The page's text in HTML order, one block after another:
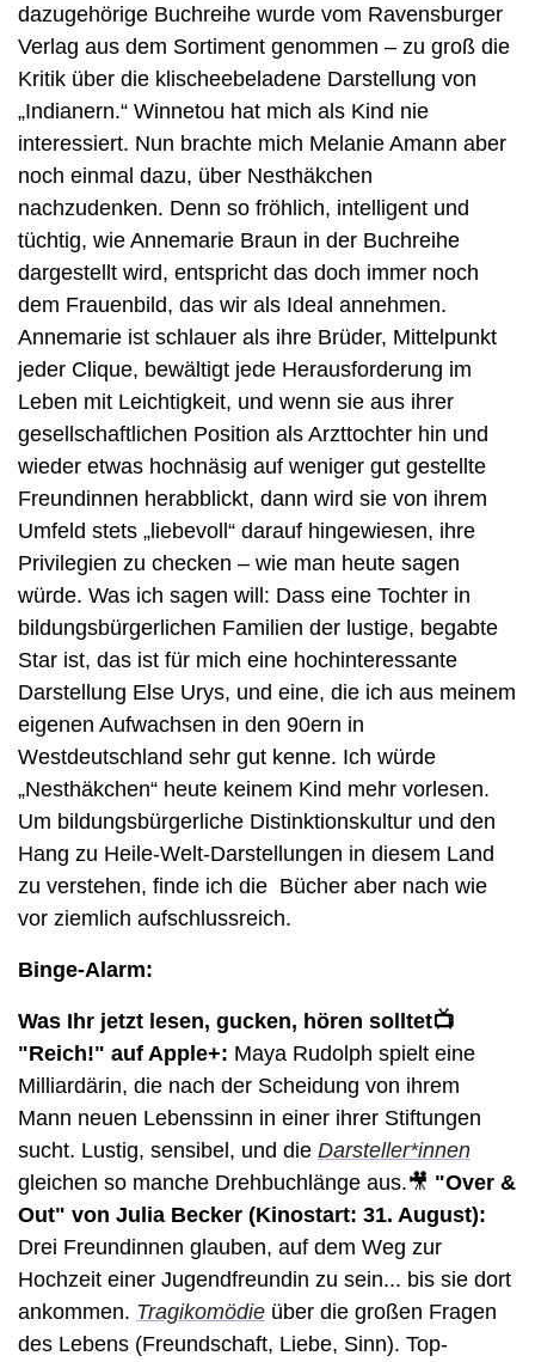
dazugehörige Buchreihe wurde vom Ravensburger
Verlag aus dem Sortiment genommen – zu groß die
Kritik über die klischeebeladene Darstellung von
„Indianern.“ Winnetou hat mich als Kind nie
interessiert. Nun brachte mich Melanie Amann aber
noch einmal dazu, über Nesthäkchen
nachzudenken. Denn so fröhlich, intelligent und
tüchtig, wie Annemarie Braun in der Buchreihe
dargestellt wird, entspricht das doch immer noch
dem Frauenbild, das wir als Ideal annehmen.
Annemarie ist schlauer als ihre Brüder, Mittelpunkt
jeder Clique, bewältigt jede Herausforderung im
Leben mit Leichtigkeit, und wenn sie aus ihrer
gesellschaftlichen Position als Arzttochter hin und
wieder etwas hochnäsig auf weniger gut gestellte
Freundinnen herabblickt, dann wird sie von ihrem
Umfeld stets „liebevoll“ darauf hingewiesen, ihre
Privilegien zu checken – wie man heute sagen
würde. Was ich sagen will: Dass eine Tochter in
bildungsbürgerlichen Familien der lustige, begabte
Star ist, das ist für mich eine hochinteressante
Darstellung Else Urys, und eine, die ich aus meinem
eigenen Aufwachsen in den 90ern in
Westdeutschland sehr gut kenne. Ich würde
„Nesthäkchen“ heute keinem Kind mehr vorlesen.
Um bildungsbürgerliche Distinktionskultur und den
Hang zu Heile-Welt-Darstellungen in diesem Land
zu verstehen, finde ich die  Bücher aber nach wie
vor ziemlich aufschlussreich.
Binge-Alarm:
Was Ihr jetzt lesen, gucken, hören solltet📺
"Reich!" auf Apple+: Maya Rudolph spielt eine
Milliardärin, die nach der Scheidung von ihrem
Mann neuen Lebenssinn in einer ihrer Stiftungen
sucht. Lustig, sensibel, und die Darsteller*innen
gleichen so manche Drehbuchlänge aus.🎥 "Over &
Out" von Julia Becker (Kinostart: 31. August):
Drei Freundinnen glauben, auf dem Weg zur
Hochzeit einer Jugendfreundin zu sein... bis sie dort
ankommen. Tragikomödie über die großen Fragen
des Lebens (Freundschaft, Liebe, Sinn). Top-